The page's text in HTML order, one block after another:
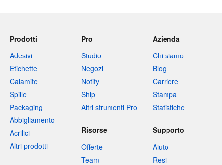
Prodotti
Adesivi
Etichette
Calamite
Spille
Packaging
Abbigliamento
Acrilici
Altri prodotti
Pro
Studio
Negozi
Notify
Ship
Altri strumenti Pro
Azienda
Chi siamo
Blog
Carriere
Stampa
Statistiche
Risorse
Offerte
Team
Supporto
Aiuto
Resi